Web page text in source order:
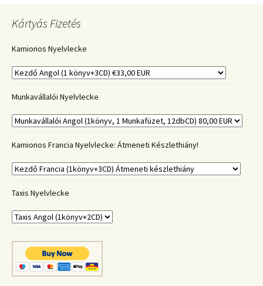
Kártyás Fizetés
Kamionos Nyelvlecke
Munkavállalói Nyelvlecke
Kamionos Francia Nyelvlecke: Átmeneti Készlethiány!
Taxis Nyelvlecke